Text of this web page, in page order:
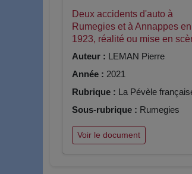
Deux accidents d'auto à
Rumegies et à Annappes en
1923, réalité ou mise en
Auteur : LEMAN Pierre
Année : 2021
Rubrique : La Pévèle
Sous-rubrique : Rumegies
Voir le document